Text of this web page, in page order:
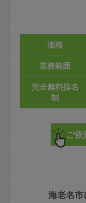
価格
業務範囲
完全無料指名
制
海老名